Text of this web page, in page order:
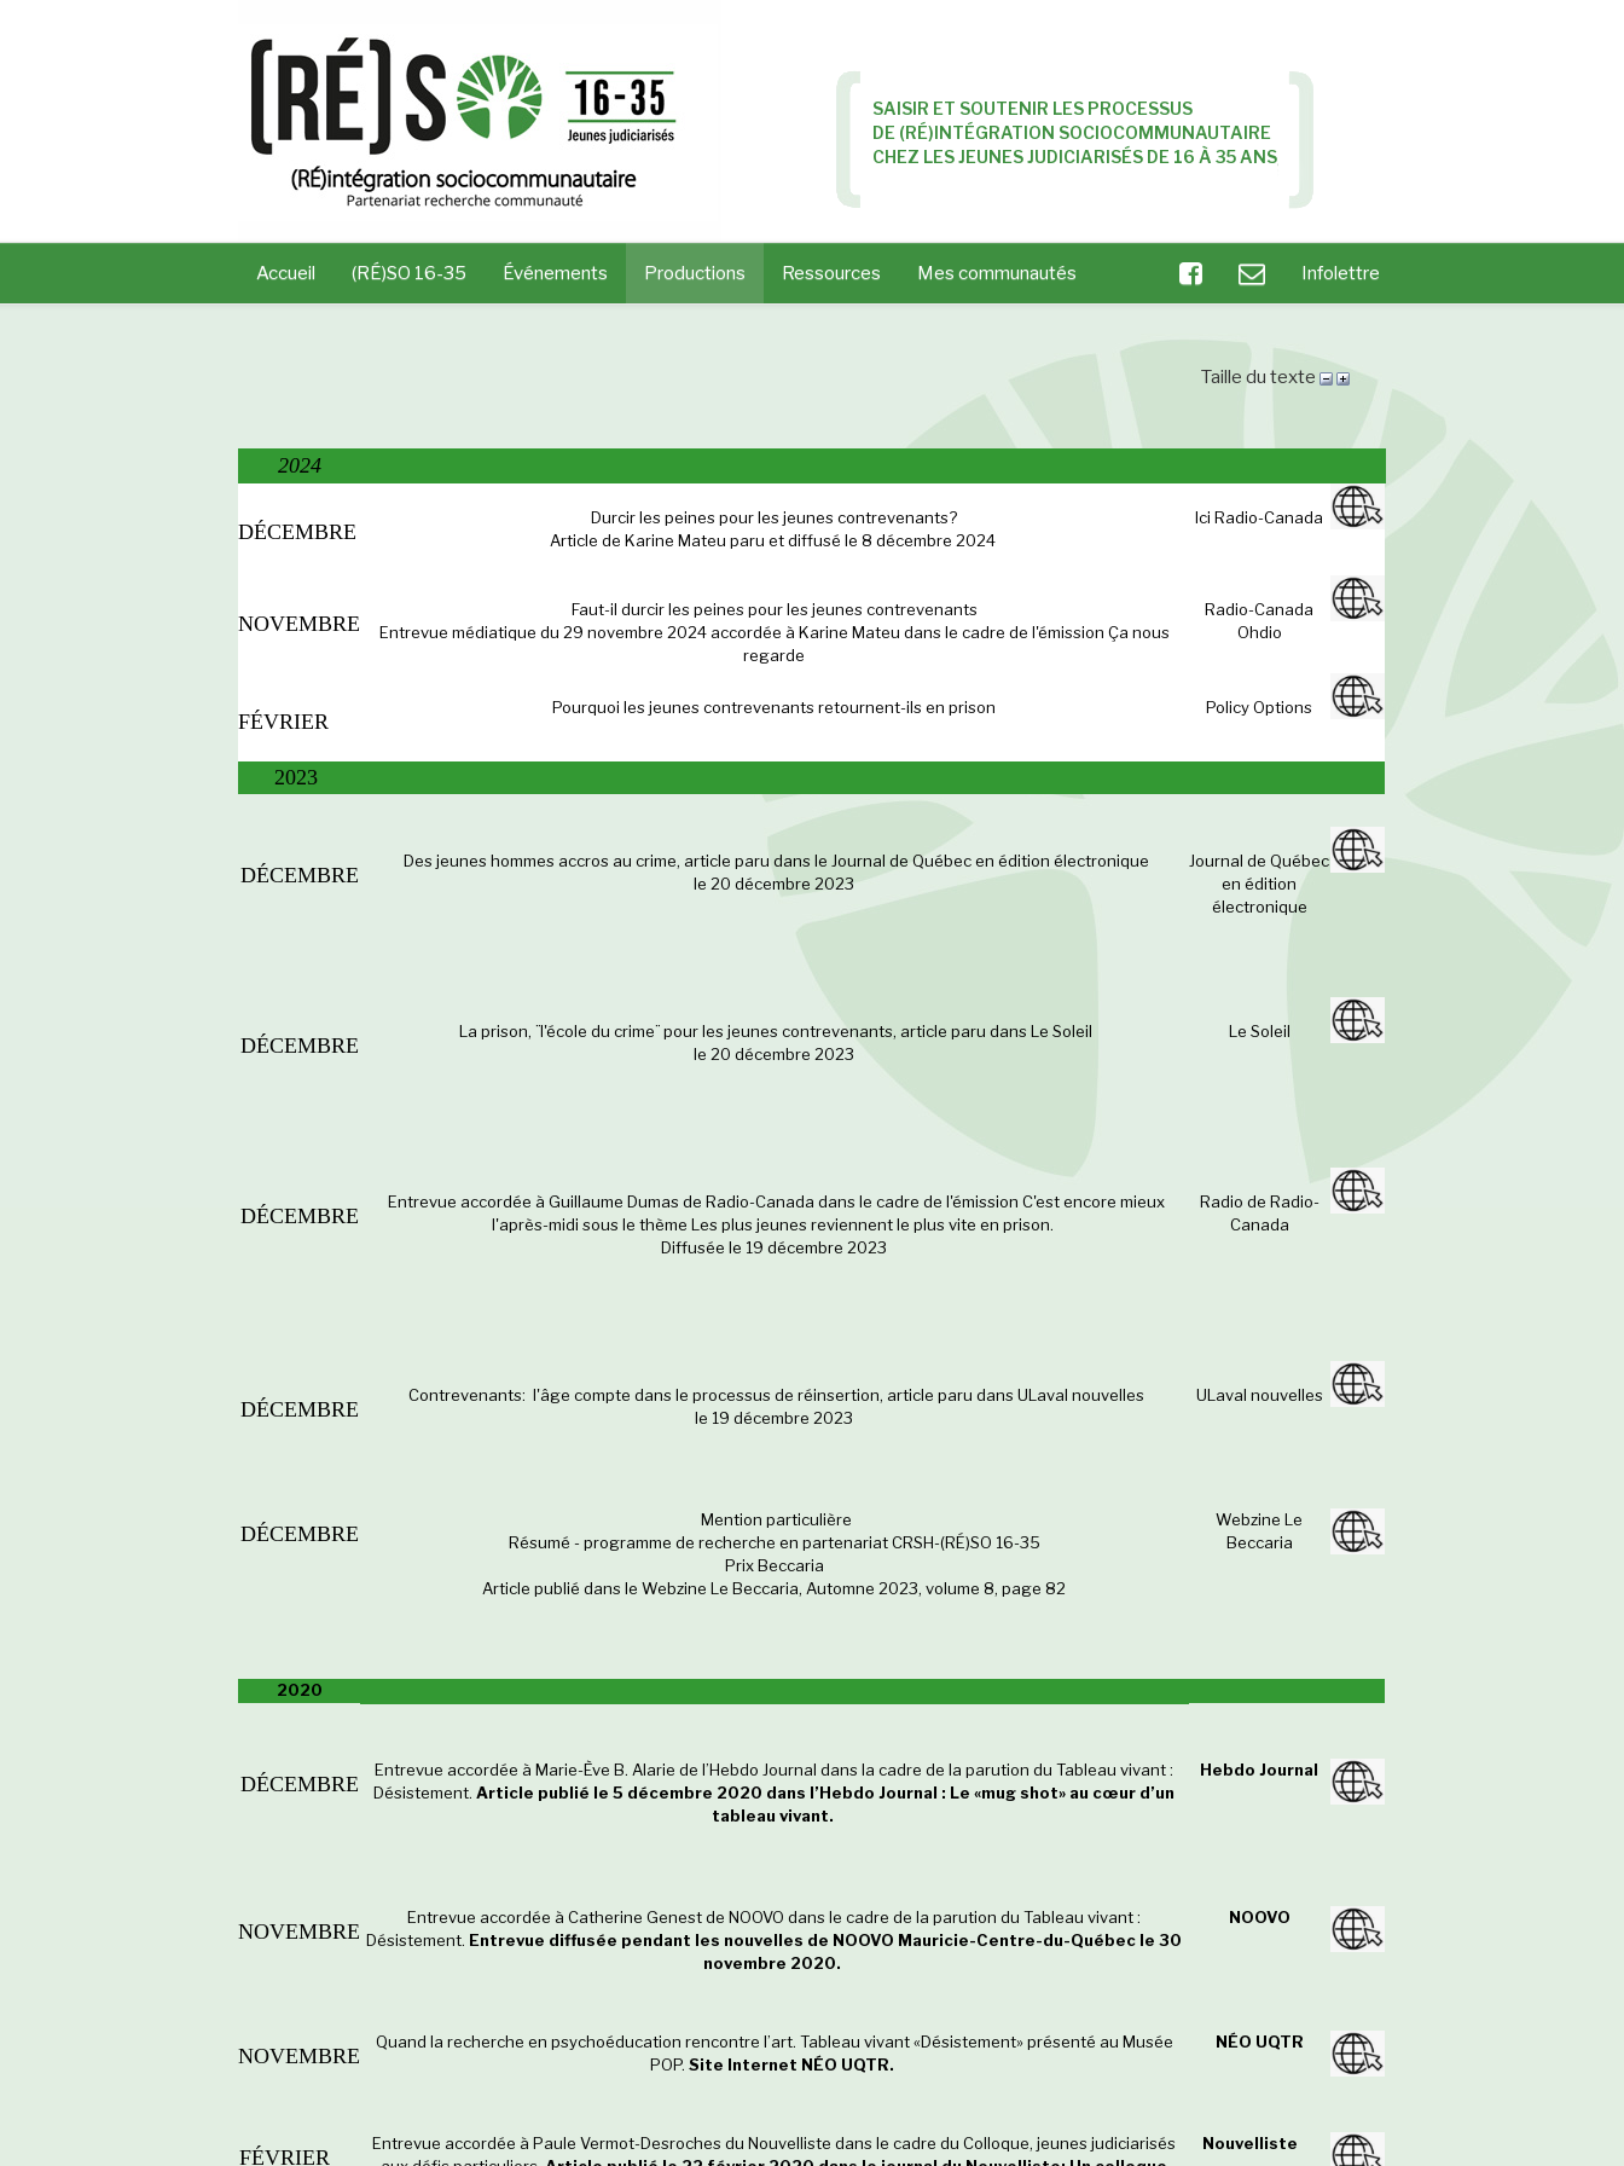
SAISIR ET SOUTENIR LES PROCESSUS
DE (RÉ)INTÉGRATION SOCIOCOMMUNAUTAIRE
CHEZ LES JEUNES JUDICIARISÉS DE 16 À 35 ANS
Accueil (RÉ)SO 16-35 Événements Productions Ressources Mes communautés Infolettre
Taille du texte
2024
DÉCEMBRE
Durcir les peines pour les jeunes contrevenants?
Article de Karine Mateu paru et diffusé le 8 décembre 2024
Ici Radio-Canada
NOVEMBRE
Faut-il durcir les peines pour les jeunes contrevenants
Entrevue médiatique du 29 novembre 2024 accordée à Karine Mateu dans le cadre de l'émission Ça nous
regarde
Radio-Canada
Ohdio
FÉVRIER
Pourquoi les jeunes contrevenants retournent-ils en prison Policy Options
2023
DÉCEMBRE
Des jeunes hommes accros au crime, article paru dans le Journal de Québec en édition électronique
le 20 décembre 2023
Journal de Québec
en édition
électronique
DÉCEMBRE
La prison, ¨l'école du crime¨ pour les jeunes contrevenants, article paru dans Le Soleil
le 20 décembre 2023
Le Soleil
DÉCEMBRE
Entrevue accordée à Guillaume Dumas de Radio-Canada dans le cadre de l'émission C'est encore mieux
l'après-midi sous le thème Les plus jeunes reviennent le plus vite en prison.
Diffusée le 19 décembre 2023
Radio de Radio-
Canada
DÉCEMBRE
Contrevenants: l'âge compte dans le processus de réinsertion, article paru dans ULaval nouvelles
le 19 décembre 2023
ULaval nouvelles
DÉCEMBRE
Mention particulière
Résumé - programme de recherche en partenariat CRSH-(RÉ)SO 16-35
Prix Beccaria
Article publié dans le Webzine Le Beccaria, Automne 2023, volume 8, page 82
Webzine Le
Beccaria
2020
DÉCEMBRE
Entrevue accordée à Marie-Ève B. Alarie de l’Hebdo Journal dans la cadre de la parution du Tableau vivant :
Désistement. Article publié le 5 décembre 2020 dans l’Hebdo Journal : Le «mug shot» au cœur d’un
tableau vivant.
Hebdo Journal
NOVEMBRE
Entrevue accordée à Catherine Genest de NOOVO dans le cadre de la parution du Tableau vivant :
Désistement. Entrevue diffusée pendant les nouvelles de NOOVO Mauricie-Centre-du-Québec le 30
novembre 2020.
NOOVO
NOVEMBRE
Quand la recherche en psychoéducation rencontre l’art. Tableau vivant «Désistement» présenté au Musée
POP. Site Internet NÉO UQTR.
NÉO UQTR
FÉVRIER
Entrevue accordée à Paule Vermot-Desroches du Nouvelliste dans le cadre du Colloque, jeunes judiciarisés
Nouvelliste